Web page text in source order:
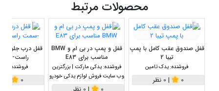
محصولات مرتبط
قفل صندوق عقب کامل با پمپ
تیبا 2
فروشنده: یدک تامین
0
| 0 نظر
قفل و پمپ در بی ام و BMW
مناسب برای E83
فروشنده: یدکی مارکت | بزرگترین
وب سایت فروش لوازم یدکی خودرو
راست-
فروشنده:
0